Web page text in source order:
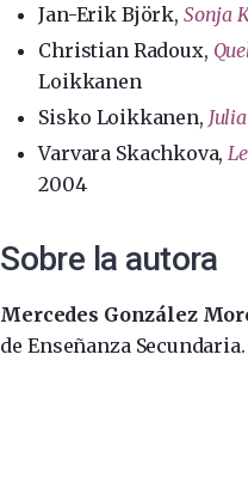
Jan-Erik Björk, Sonja
Christian Radoux,
Loikkanen
Sisko Loikkanen,
Varvara Skachkova,
2004
Sobre la autora
Mercedes González
de Enseñanza Secundaria.